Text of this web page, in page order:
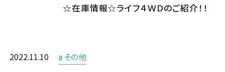
その他サービス
ボデーリペア
クリアー25車検 諏訪店
その他 0266-56-4634
☆在庫情報☆ライフ４ＷＤのご紹介！！
2022.11.10 その他